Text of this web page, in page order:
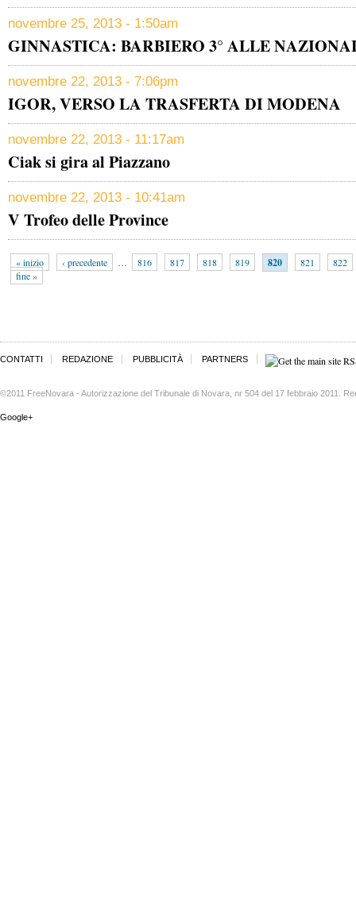
novembre 25, 2013 - 1:50am
GINNASTICA: BARBIERO 3° ALLE
novembre 22, 2013 - 7:06pm
IGOR, VERSO LA TRASFERTA DI MODENA
novembre 22, 2013 - 11:17am
Ciak si gira al Piazzano
novembre 22, 2013 - 10:41am
V Trofeo delle Province
« inizio ‹ precedente … 816 817 818 819 820 821
822
fine »
CONTATTI REDAZIONE PUBBLICITÀ PARTNERS
©2011 FreeNovara - Autorizzazione del Tribunale di Novara, nr 504 del 17 febbraio 2011.
Google+